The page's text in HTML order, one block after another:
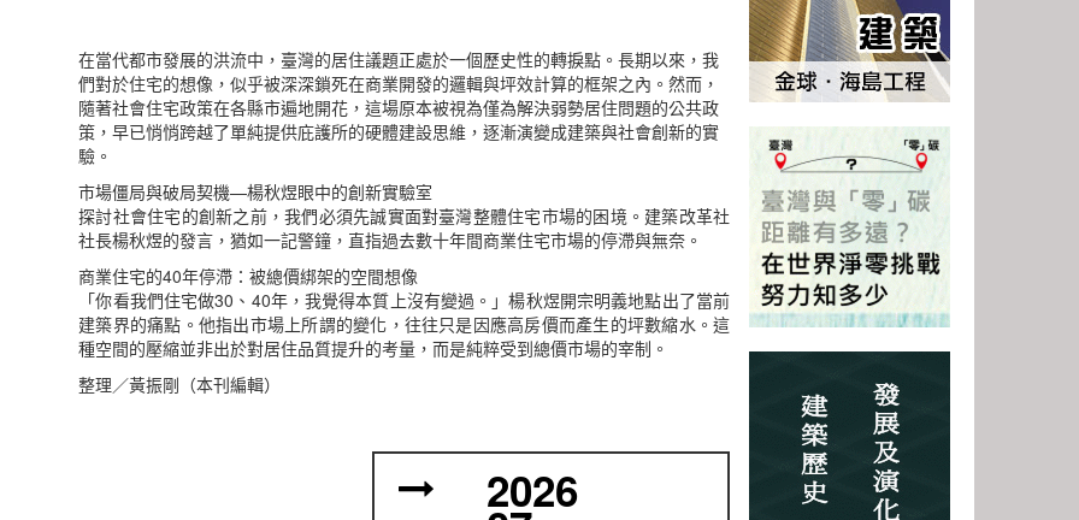
在當代都市發展的洪流中，臺灣的居住議題正處於一個歷史性的轉捩點。長期以來，我
們對於住宅的想像，似乎被深深鎖死在商業開發的邏輯與坪效計算的框架之內。然而，
隨著社會住宅政策在各縣市遍地開花，這場原本被視為僅為解決弱勢居住問題的公共政
策，早已悄悄跨越了單純提供庇護所的硬體建設思維，逐漸演變成建築與社會創新的實
驗。
市場僵局與破局契機—楊秋煜眼中的創新實驗室
探討社會住宅的創新之前，我們必須先誠實面對臺灣整體住宅市場的困境。建築改革社
社長楊秋煜的發言，猶如一記警鐘，直指過去數十年間商業住宅市場的停滯與無奈。
商業住宅的40年停滯：被總價綁架的空間想像
「你看我們住宅做30、40年，我覺得本質上沒有變過。」楊秋煜開宗明義地點出了當前
建築界的痛點。他指出市場上所謂的變化，往往只是因應高房價而產生的坪數縮水。這
種空間的壓縮並非出於對居住品質提升的考量，而是純粹受到總價市場的宰制。
整理／黃振剛（本刊編輯）
2026